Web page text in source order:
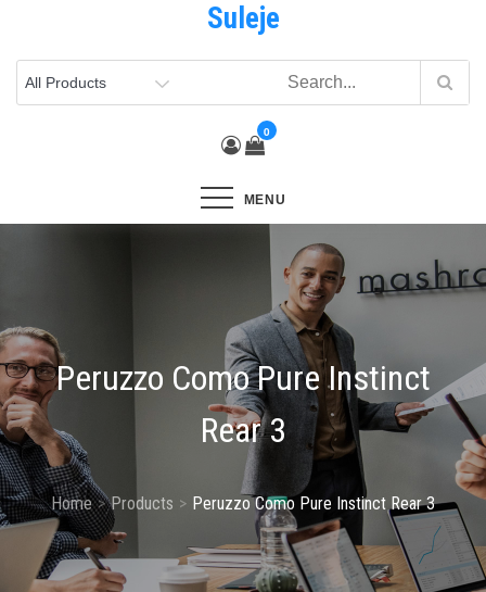
content
Suleje
0
MENU
Peruzzo Como Pure Instinct
Rear 3
Home Products Peruzzo Como Pure Instinct Rear 3